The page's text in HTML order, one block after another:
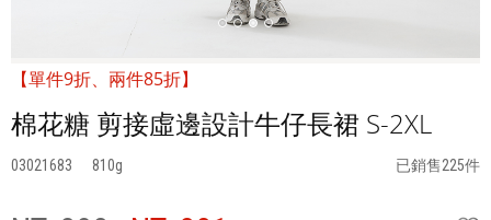
【單件9折、兩件85折】
棉花糖 剪接虛邊設計牛仔長裙 S-2XL
03021683 810 已銷售225件